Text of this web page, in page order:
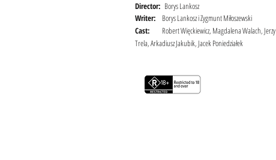
Director: Borys Lankosz
Writer: Borys Lankosz i Zygmunt Miłoszewski
Cast:
Robert Więckiewicz, Magdalena Walach, Jerzy
Trela, Arkadiusz Jakubik, Jacek Poniedziałek